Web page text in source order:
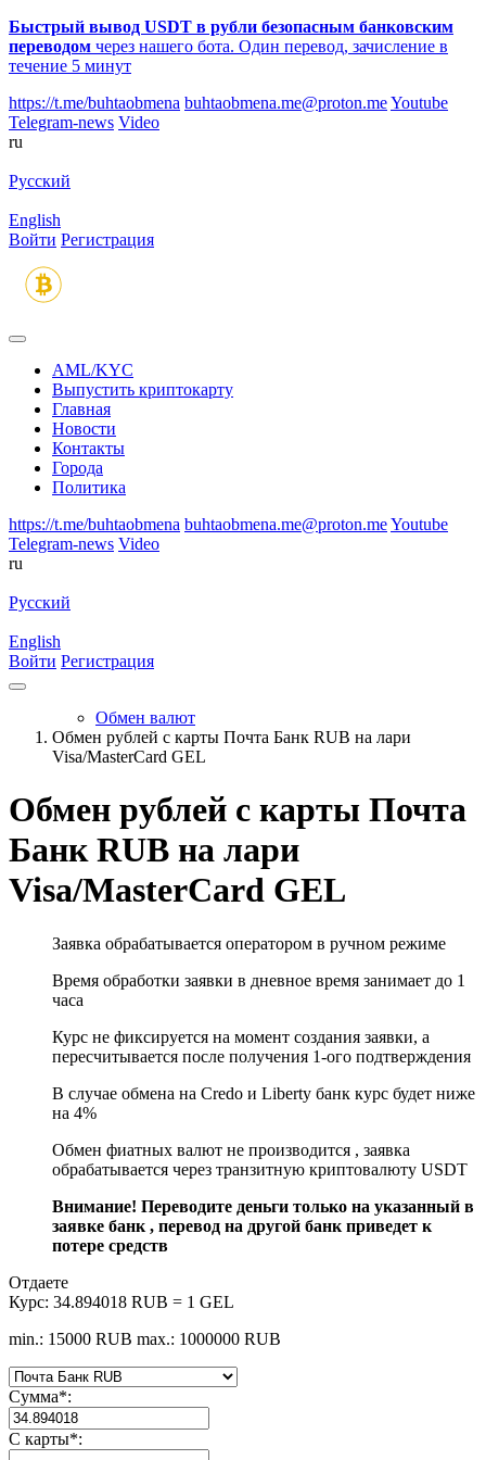
Быстрый вывод USDT в рубли безопасным банковским
переводом через нашего бота. Один перевод, зачисление в
течение 5 минут
https://t.me/buhtaobmena buhtaobmena.me@proton.meYoutube
Telegram-news Video
ru
Русский
English
Войти Регистрация
AML/KYC
Выпустить криптокарту
Главная
Новости
Контакты
Города
Политика
https://t.me/buhtaobmena buhtaobmena.me@proton.meYoutube
Telegram-news Video
ru
Русский
English
Войти Регистрация
Обмен валют
Обмен рублей с карты Почта Банк RUB на лари
Visa/MasterCard GEL
Обмен рублей с карты Почта
Банк RUB на лари
Visa/MasterCard GEL
Заявка обрабатывается оператором в ручном режиме
Время обработки заявки в дневное время занимает до 1
часа
Курс не фиксируется на момент создания заявки, а
пересчитывается после получения 1-ого подтверждения
В случае обмена на Credo и Liberty банк курс будет ниже
на 4%
Обмен фиатных валют не производится , заявка
обрабатывается через транзитную криптовалюту USDT
Внимание! Переводите деньги только на указанный в
заявке банк , перевод на другой банк приведет к
потере средств
Отдаете
Курс: 34.894018 RUB = 1 GEL
min.: 15000 RUB max.: 1000000 RUB
Сумма*:
С карты*: